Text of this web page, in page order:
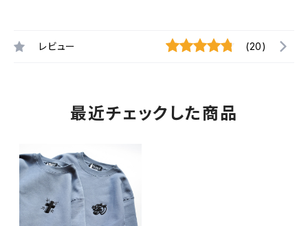
レビュー (20)
最近チェックした商品